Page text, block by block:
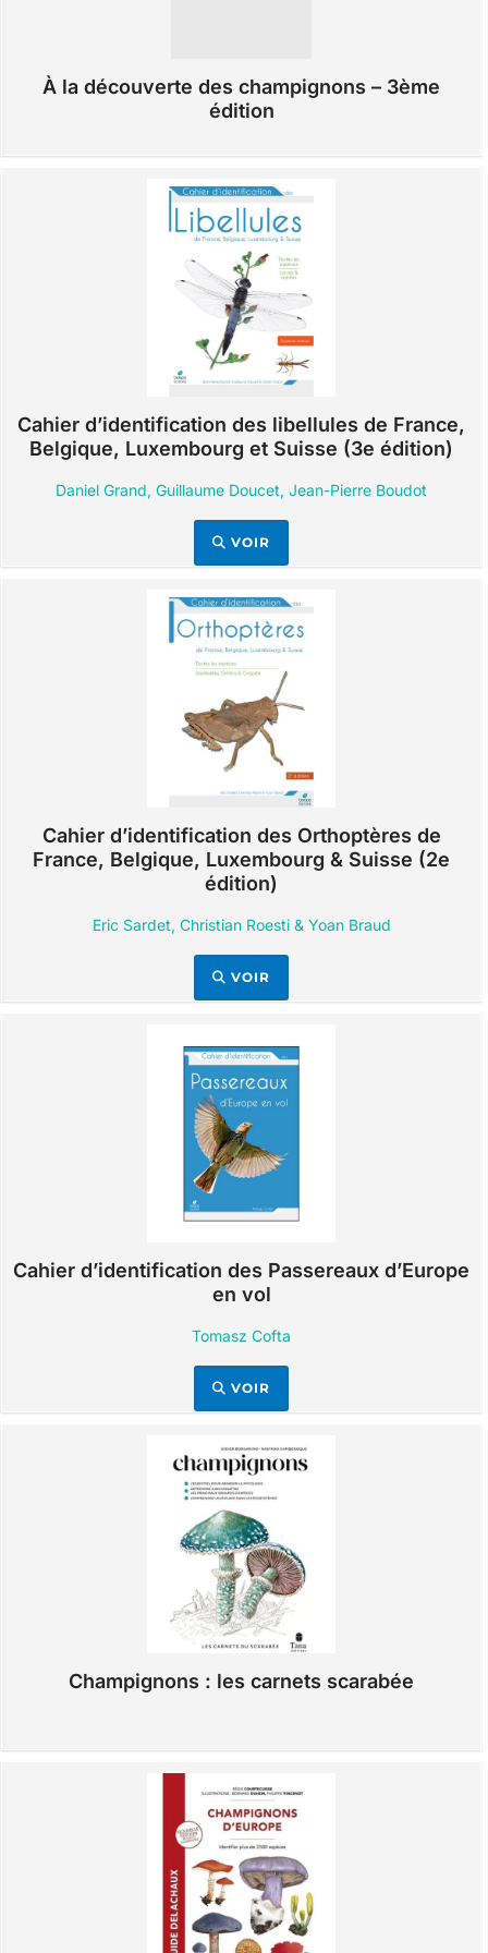
À la découverte des champignons – 3ème
édition
Cahier d’identification des libellules de France,
Belgique, Luxembourg et Suisse (3e édition)
Daniel Grand, Guillaume Doucet, Jean-Pierre Boudot
VOIR
Cahier d’identification des Orthoptères de
France, Belgique, Luxembourg & Suisse (2e
édition)
Eric Sardet, Christian Roesti & Yoan Braud
VOIR
Cahier d’identification des Passereaux d’Europe
en vol
Tomasz Cofta
VOIR
Champignons : les carnets scarabée